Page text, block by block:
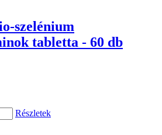
szelénium
tabletta - 60 db
Részletek